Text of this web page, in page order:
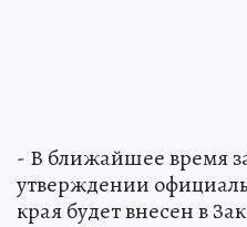
- В ближайшее время
утверждении
края будет внесен в